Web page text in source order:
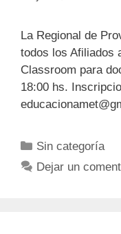
La Regional de
todos los Afiliados
Classroom para
18:00 hs.
Categorías
Sin categoría
Dejar un